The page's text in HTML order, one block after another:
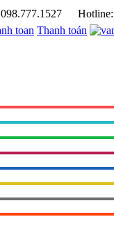
098.777.1527
Thanh toán